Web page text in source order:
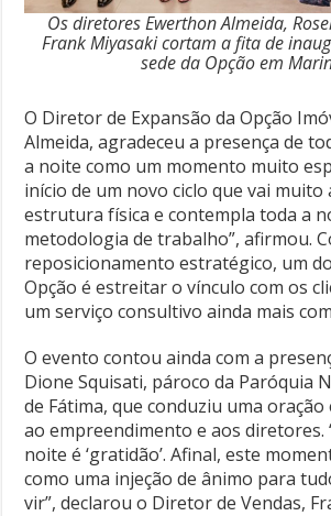
Os diretores Ewerthon Almeida,
Frank Miyasaki cortam a fita de
sede da Opção em
O Diretor de Expansão da Opção
Almeida, agradeceu a presença de
a noite como um momento muito
início de um novo ciclo que vai muito
estrutura física e contempla toda a
metodologia de trabalho”, afirmou.
reposicionamento estratégico, um
Opção é estreitar o vínculo com os
um serviço consultivo ainda mais
O evento contou ainda com a
Dione Squisati, pároco da Paróquia
de Fátima, que conduziu uma oração
ao empreendimento e aos diretores.
noite é ‘gratidão’. Afinal, este
como uma injeção de ânimo para
vir”, declarou o Diretor de Vendas,